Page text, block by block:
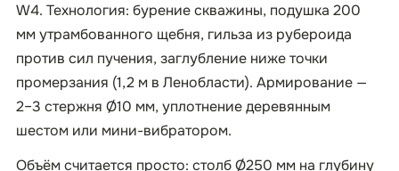
W4. Технология: бурение скважины, подушка 200
мм утрамбованного щебня, гильза из рубероида
против сил пучения, заглубление ниже точки
промерзания (1,2 м в Ленобласти). Армирование —
2–3 стержня Ø10 мм, уплотнение деревянным
шестом или мини-вибратором.
Объём считается просто: столб Ø250 мм на глубину